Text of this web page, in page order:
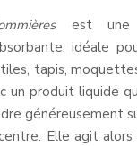
est une
idéale
tapis,
produit liquide
généreusement
Elle agit